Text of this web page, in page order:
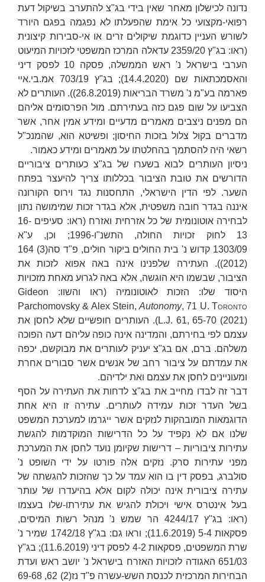
נדונה לכישלון מאחר שאין בידי בג"צ להתערב בשיקול דעת
רפואי-מקצועי כל אימת שהפעלתו לא נפגמה בפגם היורד
לשורש העניין כדוגמת שיקולים זרים או אי-סבירות קיצונית
(ראו: בג"ץ 2359/20
עדאלה המרכז המשפטי לזכויות המיעוט
הערבי בישראל נ' ראש הממשלה
, פסקה 10 לפסק דיני
והאסמכתאות שם (14.4.2020); בג"ץ 703/19
אמ.בי.איי
פארמה בע"מ נ' משרד הבריאות
(26.8.2019)). העותרים לא
הצביעו על שום פגם כזה בעתירתם. מול הפרסומים אליהם
הם מפנים ניצבים מאמרים מדעיים ומידע אמין אחר, אשר
מדברים בקול צלול בזכות החיסון; ופשיטא הוא, שהמנכ"ל
רשאי היה להסתמך בהחלטתו על מאמרים ומידע כאמור.
ניסיון העותרים לבוא בשערו של בג"צ כעותרים ציבוריים
הדורשים את טובת הציבור בכללותו צריך להיעצר בפתח
השער. לפי הדין הישראלי, התחסנות נגד וירוס הקורונה
איננה בגדר חובה משפטית, אלא בגדר זכות שמימושה נתון
לבחירה אוטונומית של כל אזרחית ואזרח (ראו: סעיפים 16-
13 לחוק זכויות החולה, התשנ"ו-1996; וכן, ע"א
1303/09 קדוש נ' בית החולים ביקור חולים
, פ"ד סה(3) 164
(2012)). העתירה שלפנינו אינה באה אפוא לזכות את
הציבור, שבשמו היא הוגשה, אלא באה לגרוע מאחת מזכויות
היסוד שלו: הזכות לאוטונומיה (ראו והשוו: Gideon
Parchomovsky & Alex Stein,Autonomy, 71 U. Toronto
L.J. 61, 65-70 (2021)
). העותרים חופשיים שלא לחסן את
עצמם לפי בחירתם, והמדינה אינה כופה עליהם דעה הפוכה
משלהם. ברם, אם בג"צ יעניק לעותרים את מבוקשם, יכפה
את עמדתם על ציבור רחב של אנשים אשר סבורים אחרת
ומעוניינים לחסן את עצמם ואת ילדיהם.
דבר זה לבדו מחייב את בג"צ לדחות את העתירה על הסף
בשל העדר זכות עמידה לעותרים. עתירה זו היא אחת
הדוגמאות המובהקות לנזקים אשר ייגרמו למערכת המשפט
שלנו אם לא נקפיד על כל הדרישות המוקדמות להגשת
עתירות ציבוריות – דרישות שקיומן נועד לחסן את המערכת
מפני עתירות סרק. נזקים אלה פורטו על ידי השופט נ'
סולברג, בפסק דין בו הוא עמד על כך שהזכות להגשתה של
עתירה ציבורית אינה יכולה לקום אלא בהיעדרו של עותר
בעל אינטרס אישי ויכולת להגיש את עתירתו-שלו בעצמו
(ראו: בג"ץ 4244/17
הר שמש נ' מנהל רשות המיסים,
פסקאות 5-4 (11.6.2019); וראו גם: בג"ץ 1742/18
שמיר נ'
שרת המשפטים
, פסקאות 4-2 לפסק דיני (11.6.2019); בג"ץ
651/03 האגודה לזכויות האזרח בישראל נ' יושב ראש ועדת
הבחירות המרכזית לכנסת השש-עשרה
פ"ד נז(2) 62, 69-68